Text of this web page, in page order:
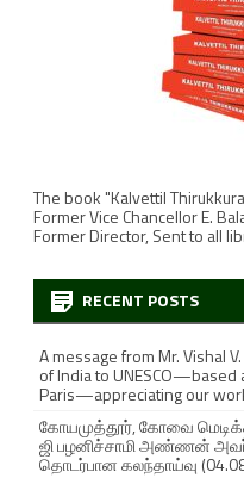
The book "Kalvettil
Former Vice Chancellor E.
Former Director, Sent to all
RECENT POSTS
A message from Mr. Vishal
of India to UNESCO—based
Paris—appreciating our
கோயமுத்தூர், கோவை
ஜி பழனிச்சாமி அண்ணன்
தொடர்பான கலந்தாய்வு